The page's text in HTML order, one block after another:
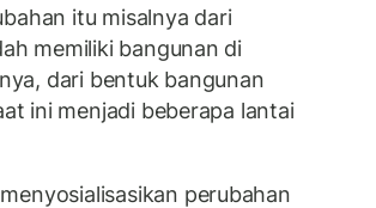
itu misalnya dari
memiliki bangunan di
dari bentuk bangunan
ini menjadi beberapa lantai
perubahan